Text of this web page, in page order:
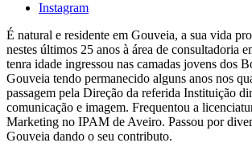
Instagram
É natural e residente em Gouveia, a sua vida
nestes últimos 25 anos à área de consultadoria
tenra idade ingressou nas camadas jovens dos
Gouveia tendo permanecido alguns anos nos
passagem pela Direção da referida Instituição
comunicação e imagem. Frequentou a
Marketing no IPAM de Aveiro. Passou por
Gouveia dando o seu contributo.